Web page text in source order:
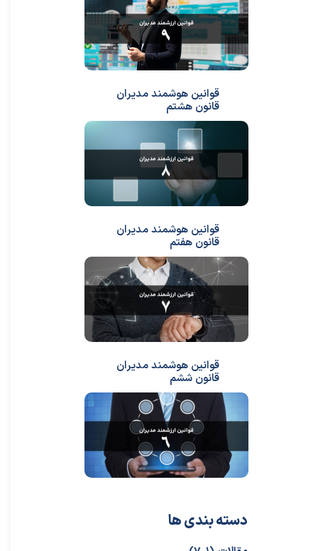
دسته بندی ها
قوانین هوشمند مدیران
قانون هشتم
قوانین هوشمند مدیران
قانون هفتم
قوانین هوشمند مدیران
قانون ششم